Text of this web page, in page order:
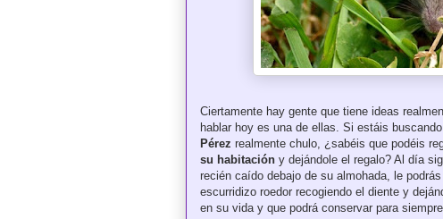
Ciertamente hay gente que tiene ideas
hablar hoy es una de ellas. Si estáis
Pérez realmente chulo, ¿sabéis que podéis
su habitación y dejándole el regalo? Al día
recién caído debajo de su almohada, le
escurridizo roedor recogiendo el diente y
en su vida y que podrá conservar para